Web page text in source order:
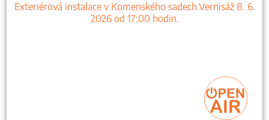
Exteriérová instalace v Komenského sadech.Vernisáž 8. 6.
2026 od 17:00 hodin.